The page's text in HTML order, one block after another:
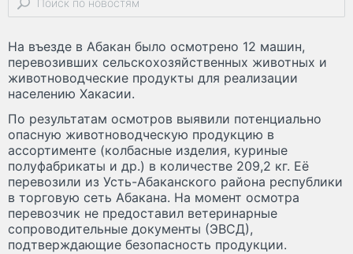
На въезде в Абакан было осмотрено 12 машин,
перевозивших сельскохозяйственных животных и
животноводческие продукты для реализации
населению Хакасии.
По результатам осмотров выявили потенциально
опасную животноводческую продукцию в
ассортименте (колбасные изделия, куриные
полуфабрикаты и др.) в количестве 209,2 кг. Её
перевозили из Усть-Абаканского района республики
в торговую сеть Абакана. На момент осмотра
перевозчик не предоставил ветеринарные
сопроводительные документы (ЭВСД),
подтверждающие безопасность продукции.